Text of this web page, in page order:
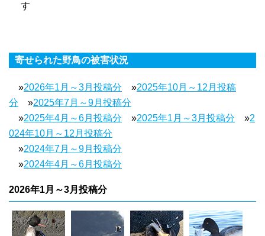
す
寄せられた野鳥の被害状況
»2026年1月～3月投稿分 »2025年10月～12月投稿
分 »2025年7月～9月投稿分
»2025年4月～6月投稿分 »2025年1月～3月投稿分 »2
024年10月～12月投稿分
»2024年7月～9月投稿分
»2024年4月～6月投稿分
2026年1月～3月投稿分